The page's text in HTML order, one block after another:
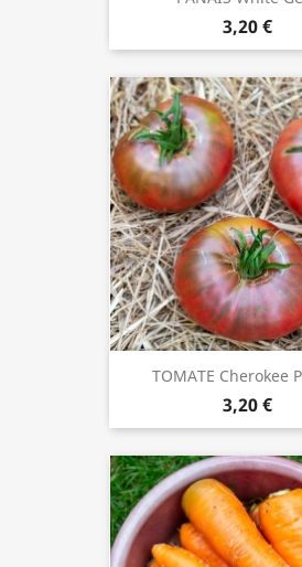
3,20 €
TOMATE Cherokee
3,20 €